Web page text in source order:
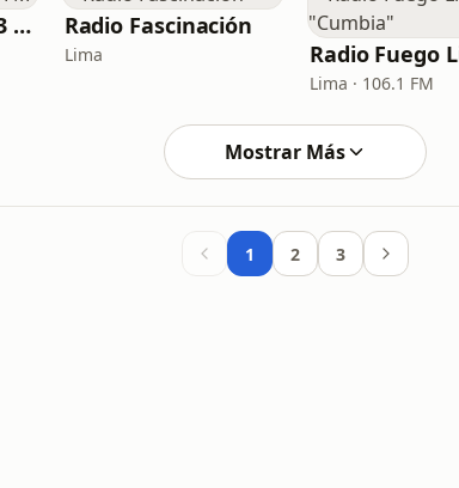
Radio Exótica 95.3 FM Radio Fascinación
Lima
Lima · 106.1 FM
Mostrar Más
1 2 3